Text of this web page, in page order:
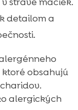
detailom a
obsahujú
alergických